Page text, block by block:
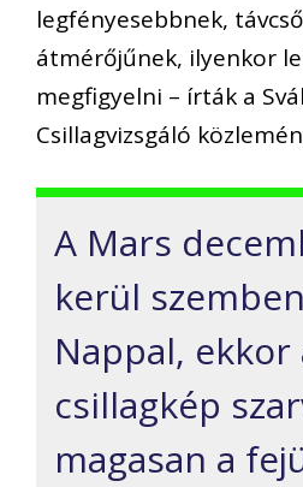
legfényesebbnek,
átmérőjűnek, ilyenkor
megfigyelni – írták a
Csillagvizsgáló
A Mars
kerül
Nappal, ekkor
csillagkép
magasan a